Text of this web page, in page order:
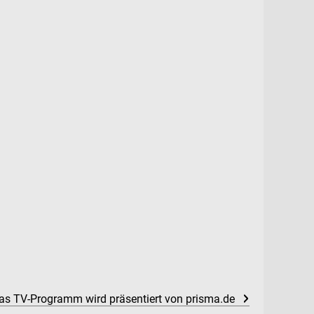
TV-Programm wird präsentiert von prisma.de